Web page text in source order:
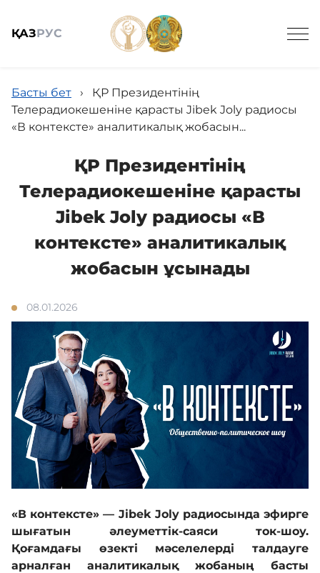
ҚАЗРУС
Жалпы мағлұмат
Жаңалықтар
Кадрмен қамтамасыз ету
Білім базасы
Қызмет
Кері байланыс
Басты бет ›
ҚР Президентінің
Телерадиокешеніне қарасты Jibek Joly радиосы
«В контексте» аналитикалық жобасын...
ҚР Президентінің
Телерадиокешеніне қарасты
Jibek Joly радиосы «В
контексте» аналитикалық
жобасын ұсынады
08.01.2026
«В контексте» — Jibek Joly радиосында эфирге
шығатын әлеуметтік-саяси ток-шоу.
Қоғамдағы өзекті мәселелерді талдауге
арналған аналитикалық жобаның басты